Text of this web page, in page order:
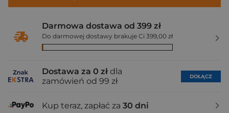
Darmowa dostawa od 399 zł
Do darmowej dostawy brakuje Ci 399,00 zł
Dostawa za 0 zł dla
zamówień od 99 zł
DOŁĄCZ
Kup teraz, zapłać za 30 dni